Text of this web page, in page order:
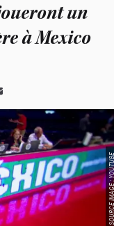
un
à Mexico
SOURCE